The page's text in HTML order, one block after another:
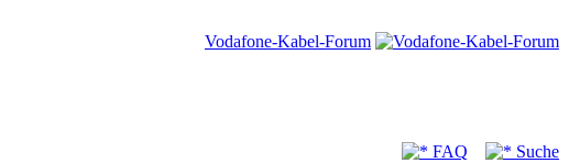
Vodafone-Kabel-Forum
FAQ
Suche